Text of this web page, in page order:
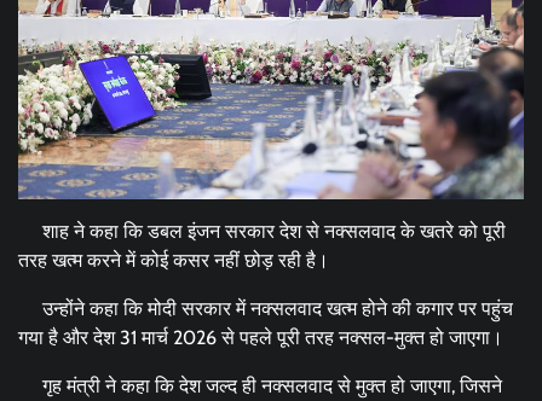
शाह ने कहा कि डबल इंजन सरकार देश से नक्सलवाद के खतरे को पूरी
तरह खत्म करने में कोई कसर नहीं छोड़ रही है।
उन्होंने कहा कि मोदी सरकार में नक्सलवाद खत्म होने की कगार पर पहुंच
गया है और देश 31 मार्च 2026 से पहले पूरी तरह नक्सल-मुक्त हो जाएगा।
गृह मंत्री ने कहा कि देश जल्द ही नक्सलवाद से मुक्त हो जाएगा, जिसने